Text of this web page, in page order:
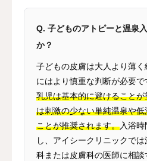
Q. 子どものアトピーと温泉
か？
子どもの皮膚は大人より薄
にはより慎重な判断が必要で
乳児は基本的に避けること
は刺激の少ない単純温泉や
ことが推奨されます。入浴時
し、アイシークリニックで
科または皮膚科の医師に相